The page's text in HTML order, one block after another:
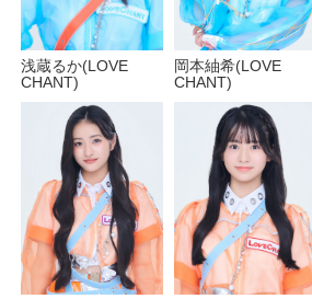
浅蔵るか(LOVE
CHANT)
岡本紬希(LOVE
CHANT)